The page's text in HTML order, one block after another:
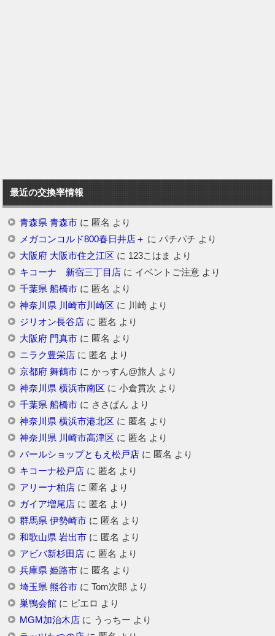
最近の交換率情報
青森県 青森市に 匿名 より
メガコンコルド800春日井店＋ に パチパチ より
大阪府 大阪市住之江区 に 123こはま より
キコーナ 新宿三丁目店に イベントご注意より
千葉県 船橋市に 匿名 より
神奈川県 川崎市川崎区 に 川崎より
ジリオン長谷店に 匿名 より
大阪府 門真市に 匿名 より
ニラク豊栄店に 匿名 より
京都府 舞鶴市に かっすん@旅人 より
神奈川県 横浜市南区 に 小倉貫次 より
千葉県 船橋市に ささぱん より
神奈川県 横浜市港北区 に 匿名 より
神奈川県 川崎市高津区 に 匿名 より
パールショップともえ松戸店に 匿名 より
キコーナ松戸店に 匿名 より
アリーナ柏店に 匿名 より
ガイア増尾店に 匿名 より
群馬県 伊勢崎市に 匿名 より
和歌山県 岩出市に 匿名 より
アビバ新杉田店に 匿名 より
兵庫県 姫路市に 匿名 より
埼玉県 熊谷市に Tom次郎 より
巣鴨会館に ピエロ より
MGM加治木店に うっちー より